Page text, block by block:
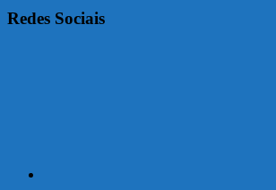
Redes Sociais